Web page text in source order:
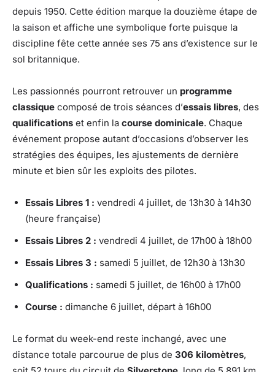
depuis 1950. Cette édition marque la douzième étape de
la saison et affiche une symbolique forte puisque la
discipline fête cette année ses 75 ans d’existence sur le
sol britannique.
Les passionnés pourront retrouver un programme
classique composé de trois séances d’essais libres, des
qualifications et enfin la course dominicale. Chaque
événement propose autant d’occasions d’observer les
stratégies des équipes, les ajustements de dernière
minute et bien sûr les exploits des pilotes.
Essais Libres 1 : vendredi 4 juillet, de 13h30 à 14h30
(heure française)
Essais Libres 2 : vendredi 4 juillet, de 17h00 à 18h00
Essais Libres 3 : samedi 5 juillet, de 12h30 à 13h30
Qualifications : samedi 5 juillet, de 16h00 à 17h00
Course : dimanche 6 juillet, départ à 16h00
Le format du week-end reste inchangé, avec une
distance totale parcourue de plus de 306 kilomètres,